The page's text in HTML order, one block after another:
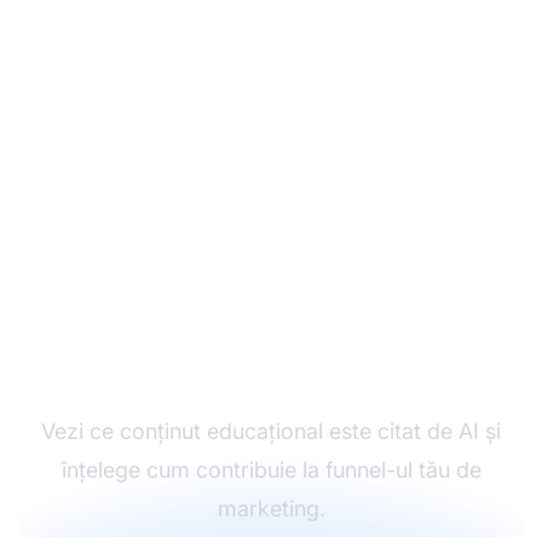
Vezi ce conținut educațional este citat de AI și
înțelege cum contribuie la funnel-ul tău de
marketing.